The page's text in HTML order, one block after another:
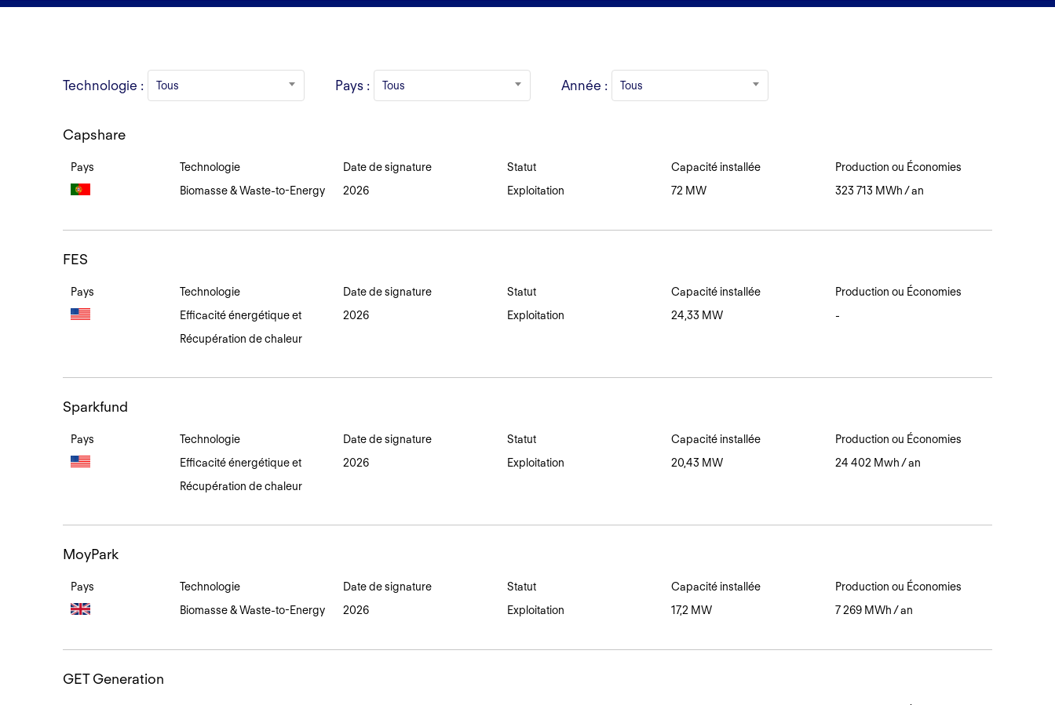
Technologie : Tous Pays : Tous Année : Tous
Capshare
Pays
Technologie
Biomasse & Waste-to-Energy
Date de signature
2026
Statut
Exploitation
Capacité installée
72 MW
Production ou Économies
323 713 MWh / an
FES
Pays
Technologie
Efficacité énergétique et
Récupération de chaleur
Date de signature
2026
Statut
Exploitation
Capacité installée
24,33 MW
Production ou Économies
-
Sparkfund
Pays
Technologie
Efficacité énergétique et
Récupération de chaleur
Date de signature
2026
Statut
Exploitation
Capacité installée
20,43 MW
Production ou Économies
24 402 Mwh / an
MoyPark
Pays
Technologie
Biomasse & Waste-to-Energy
Date de signature
2026
Statut
Exploitation
Capacité installée
17,2 MW
Production ou Économies
7 269 MWh / an
Generation
GET Generation